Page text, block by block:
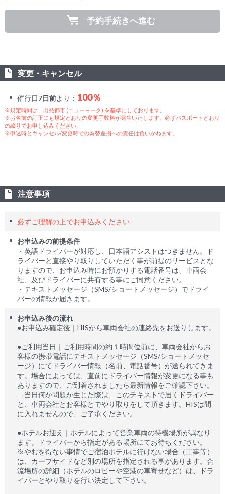
予約手続きへ進む
変更・キャンセル
催行日7日前より： 100％
※規定時間は、出発都市 (ニューヨーク) を基準にしております。
※お名前の訂正にも規定どおりの変更手数料が発生いたします。必ずパスポートどおり
の綴りでお申し込みください。
※申込時とキャンセル/変更時での為替差損への責任は負いかねます。
注意事項
必ずご理解の上でお申込みください
お申込みの前提条件
・英語ドライバーが対応し、日本語アシストはつきません。ド
ライバーと直接やり取りしていただく事が前提のサービスとな
りますので、お申込み時にお預かりする電話番号は、車両会
社、及びドライバーに共有する事にご同意ください。
・テキストメッセージ（SMS/ショートメッセージ）でドライ
バーの情報が届きます。
お申込み後の流れ
●お申込み確定後 ｜HISから車両会社の連絡先をお送りします。
●ご利用当日 ｜ご利用時間の約１時間位前に、車両会社からお
客様の携帯電話にテキストメッセージ（SMS/ショートメッセ
ージ）にてドライバー情報（名前、電話番号）が送られてきま
す。場合によっては、直前にドライバー情報が変更になる事も
ありますので、ご到着されましたら最新情報をご確認下さい。
→当日何か問題が生じた際は、このテキストで届くドライバー
と、車両会社とお客様とでやり取りをして頂きます。HISは間
に入れませんので、ご了承ください。
●ホテルお迎え
｜ホテルによって営業車両の待機場所が異なり
ます。ドライバーから指定がある場所にてお待ちください。
※やむを得ない事情でご宿泊ホテルに行けない場合（工事等）
は、カーブサイドなど別の場所を指定される事があります。合
流場所の詳細（ホテルのロビーや空港の車寄せなど）は、ドラ
イバーとやり取りを行い決定して下さい。